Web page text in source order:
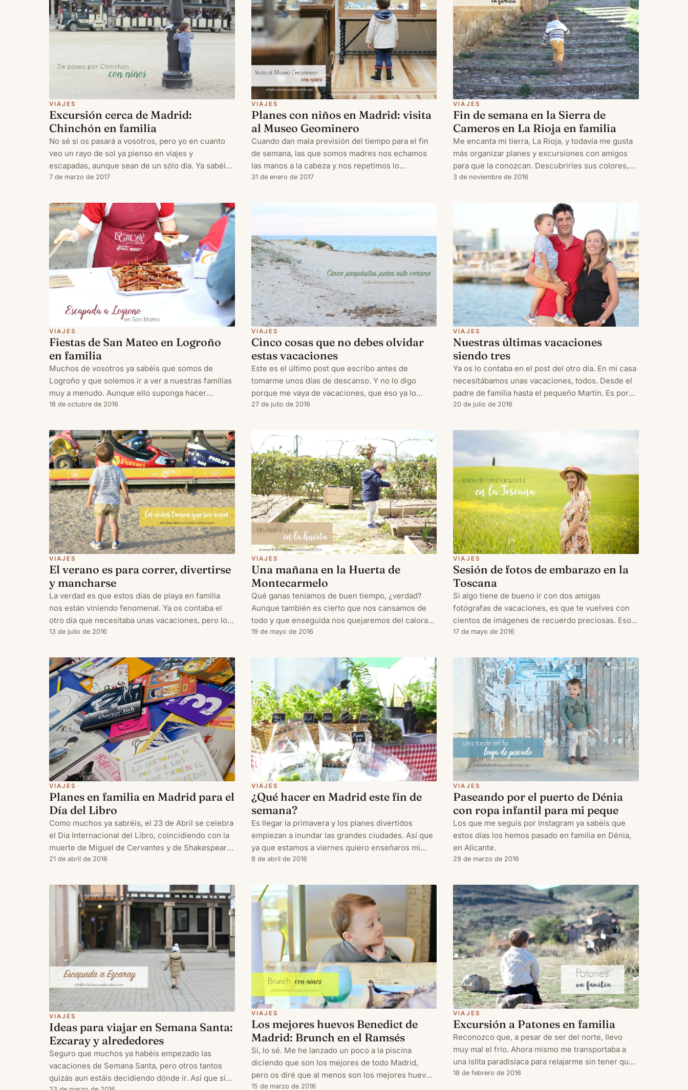
VIAJES
Excursión cerca de Madrid:
Chinchón en familia
No sé si os pasará a vosotros, pero yo en cuanto
veo un rayo de sol ya pienso en viajes y
escapadas, aunque sean de un sólo día. Ya sabéis
que en nuestra familia nos encanta coger el coche
Madrid, así que hoy quiero co
7 de marzo de 2017
VIAJES
Planes con niños en Madrid: visita
al Museo Geominero
Cuando dan mala previsión del tiempo para el fin
de semana, las que somos madres nos echamos
las manos a la cabeza y nos repetimos lo
siguiente: ¿Y ahora qué hago yo con los niños? ¿A
31 de enero de 2017
VIAJES
Fin de semana en la Sierra de
Cameros en La Rioja en familia
Me encanta mi tierra, La Rioja, y todavía me gusta
más organizar planes y excursiones con amigos
para que la conozcan. Descubrirles sus colores,
su gastronomía, sus paisajes y su gente, y sobre
3 de noviembre de 2016
VIAJES
Fiestas de San Mateo en Logroño
en familia
Muchos de vosotros ya sabéis que somos de
Logroño y que solemos ir a ver a nuestras familias
muy a menudo. Aunque ello suponga hacer
maletas e ir cargado como una mudanza para un
18 de octubre de 2016
VIAJES
Cinco cosas que no debes olvidar
estas vacaciones
Este es el último post que escribo antes de
tomarme unos días de descanso. Y no lo digo
porque me vaya de vacaciones, que eso ya lo
hemos hecho aunque sea fugazmente, sino
27 de julio de 2016
VIAJES
Nuestras últimas vacaciones
siendo tres
Ya os lo contaba en el post del otro día. En mi casa
necesitábamos unas vacaciones, todos. Desde el
padre de familia hasta el pequeño Martín. Es por
eso que también he estado un poco desconectada
dedicarnos el
20 de julio de 2016
VIAJES
El verano es para correr, divertirse
y mancharse
La verdad es que estos días de playa en familia
nos están viniendo fenomenal. Ya os contaba el
otro día que necesitaba unas vacaciones, pero lo
que no sabía era que también Martín las
somos los que estamos cansados de
13 de julio de 2016
VIAJES
Una mañana en la Huerta de
Montecarmelo
Qué ganas teníamos de buen tiempo, ¿verdad?
Aunque también es cierto que nos cansamos de
todo y que enseguida nos quejaremos del calorazo
que hace en la capital; pero es que es salir los
de planes al aire libre.
19 de mayo de 2016
VIAJES
Sesión de fotos de embarazo en la
Toscana
Si algo tiene de bueno ir con dos amigas
fotógrafas de vacaciones, es que te vuelves con
cientos de imágenes de recuerdo preciosas. Eso
es lo que me ha pasado a mi en este viaje a la
semana, y donde muchos días sigu
17 de mayo de 2016
VIAJES
Planes en familia en Madrid para el
Día del Libro
Como muchos ya sabréis, el 23 de Abril se celebra
el Día Internacional del Libro, coincidiendo con la
muerte de Miguel de Cervantes y de Shakespeare,
y donde se intenta impulsar la afición por la
coincide en fin de
21 de abril de 2016
VIAJES
¿Qué hacer en Madrid este fin de
semana?
Es llegar la primavera y los planes divertidos
empiezan a inundar las grandes ciudades. Así que
ya que estamos a viernes quiero enseñaros mi
selección de planes en familia en Madrid para este
los que vengáis d
8 de abril de 2016
VIAJES
Paseando por el puerto de Dénia
con ropa infantil para mi peque
Los que me seguís por Instagram ya sabéis que
estos días los hemos pasado en familia en Dénia,
en Alicante.
29 de marzo de 2016
VIAJES
Ideas para viajar en Semana Santa:
Ezcaray y alrededores
Seguro que muchos ya habéis empezado las
vacaciones de Semana Santa, pero otros tantos
quizás aun estáis decidiendo dónde ir. Así que si
VIAJES
Los mejores huevos Benedict de
Madrid: Brunch en el Ramsés
Sí, lo sé. Me he lanzado un poco a la piscina
diciendo que son los mejores de todo Madrid,
pero os diré que al menos son los mejores huevos
Benedict que yo he probado.
15 de marzo de 2016
VIAJES
Excursión a Patones en familia
Reconozco que, a pesar de ser del norte, llevo
muy mal el frío. Ahora mismo me transportaba a
una islita paradisíaca para relajarme sin tener que
llevar encima tantas capas y capas de abrigo. Pero
18 de febrero de 2016